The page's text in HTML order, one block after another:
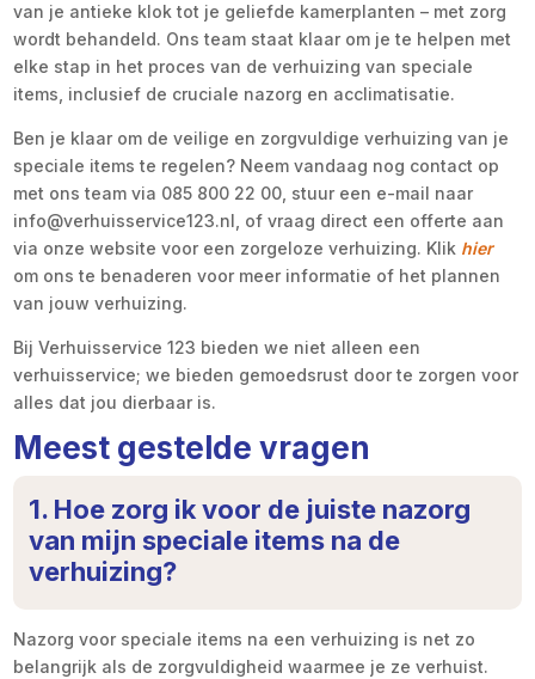
van je antieke klok tot je geliefde kamerplanten – met zorg
wordt behandeld. Ons team staat klaar om je te helpen met
elke stap in het proces van de verhuizing van speciale
items, inclusief de cruciale nazorg en acclimatisatie.
Ben je klaar om de veilige en zorgvuldige verhuizing van je
speciale items te regelen? Neem vandaag nog contact op
met ons team via 085 800 22 00, stuur een e-mail naar
info@verhuisservice123.nl, of vraag direct een offerte aan
via onze website voor een zorgeloze verhuizing. Klik hier
om ons te benaderen voor meer informatie of het plannen
van jouw verhuizing.
Bij Verhuisservice 123 bieden we niet alleen een
verhuisservice; we bieden gemoedsrust door te zorgen voor
alles dat jou dierbaar is.
Meest gestelde vragen
1. Hoe zorg ik voor de juiste nazorg
van mijn speciale items na de
verhuizing?
Nazorg voor speciale items na een verhuizing is net zo
belangrijk als de zorgvuldigheid waarmee je ze verhuist.